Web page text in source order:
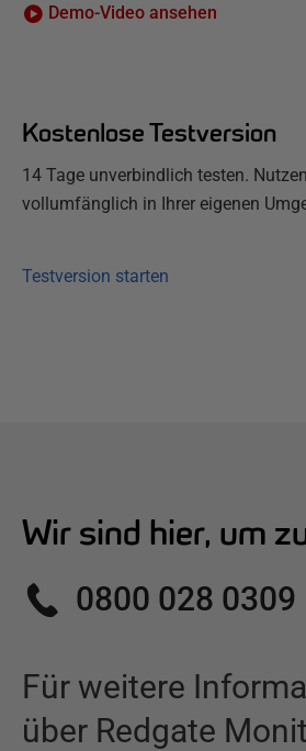
Demo-Video ansehen
Kostenlose Testversion
14 Tage unverbindlich testen.
vollumfänglich in Ihrer eigenen
Testversion starten
Wir sind hier, um
0800 028 0309
Für weitere
über Redgate